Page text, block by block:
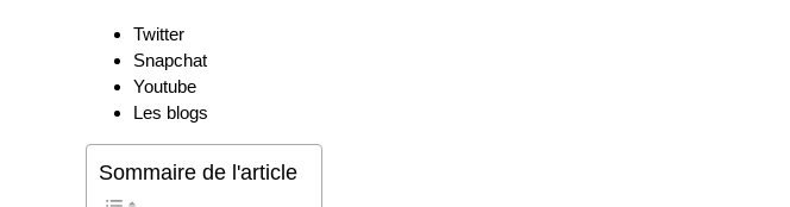
Twitter
Snapchat
Youtube
Les blogs
Sommaire de l'article